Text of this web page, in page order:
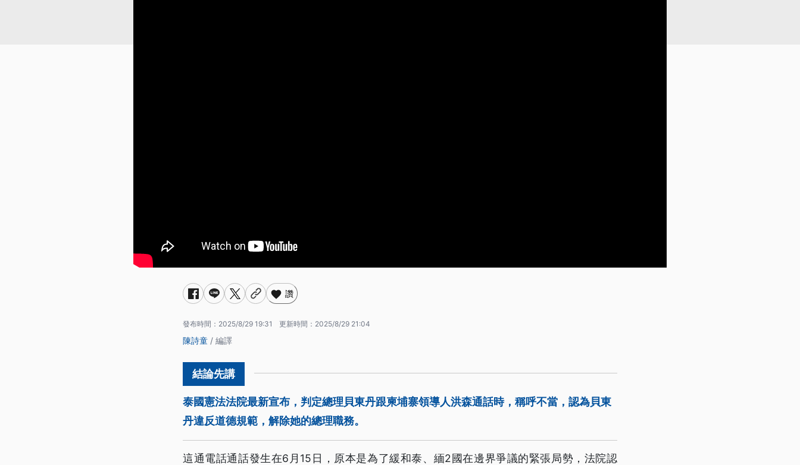
讚
發布時間： 2025/8/29 19:31 更新時間： 2025/8/29 21:04
陳詩童 / 編譯
泰國憲法法院最新宣布，判定總理貝東丹跟柬埔寨領導人洪森通話時，稱呼不當，認為貝東
丹違反道德規範，解除她的總理職務。
這通電話通話發生在6月15日，原本是為了緩和泰、緬2國在邊界爭議的緊張局勢，法院認